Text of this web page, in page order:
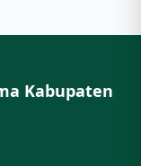
Kabupaten